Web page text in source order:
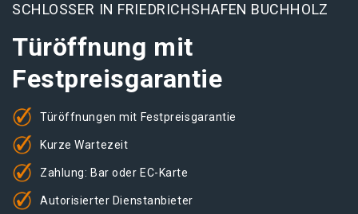
SCHLOSSER IN FRIEDRICHSHAFEN BUCHHOLZ
Türöffnung mit
Festpreisgarantie
Türöffnungen mit Festpreisgarantie
Kurze Wartezeit
Zahlung: Bar oder EC-Karte
Autorisierter Dienstanbieter